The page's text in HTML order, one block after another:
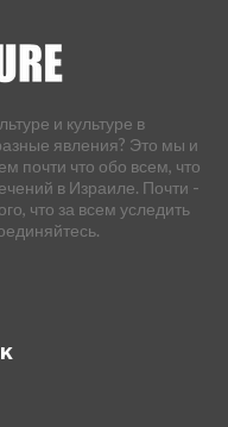
и культуре в
явления? Это мы и
почти что обо всем, что
в Израиле. Почти -
что за всем уследить